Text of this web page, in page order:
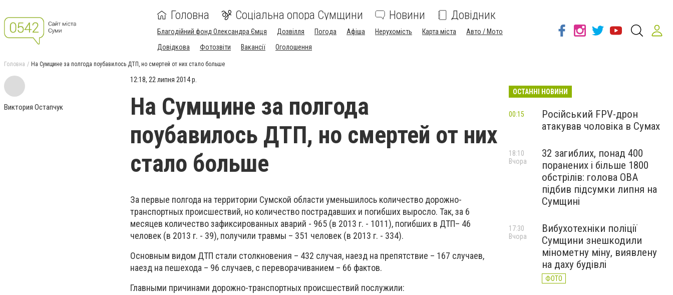
Головна Соціальна опора Сумщини Новини Довідник
Благодійний фонд Олександра Ємця Дозвілля Погода Афіша Нерухомість Карта міста
Авто / Мото
Довідкова
Фотозвіти Вакансії Оголошення
Головна На Сумщине за полгода поубавилось ДТП, но смертей от них стало больше
Виктория Остапчук
12:18, 22 липня 2014 р.
На Сумщине за полгода
поубавилось ДТП, но смертей от них
стало больше
За первые полгода на территории Сумской области уменьшилось количество дорожно-
транспортных происшествий, но количество пострадавших и погибших выросло. Так, за 6
месяцев количество зафиксированных аварий - 965 (в 2013 г. - 1011), погибших в ДТП– 46
человек (в 2013 г. - 39), получили травмы – 351 человек (в 2013 г. - 334).
Основным видом ДТП стали столкновения – 432 случая, наезд на препятствие – 167 случаев,
наезд на пешехода – 96 случаев, с переворачиванием – 66 фактов.
Главными причинами дорожно-транспортных происшествий послужили:
ОСТАННІ НОВИНИ
Російський FPV-дрон
атакував чоловіка в Сумах
00:15
32 загиблих, понад 400
поранених і більше 1800
обстрілів: голова ОВА
підбив підсумки липня на
Сумщині
18:10
Вчора
Вибухотехніки поліції
Сумщини знешкодили
мінометну міну, виявлену
на даху будівлі
ФОТО
17:30
Вчора